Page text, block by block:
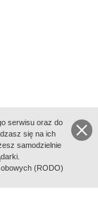
serwisu oraz do
się na ich
samodzielnie
(RODO)